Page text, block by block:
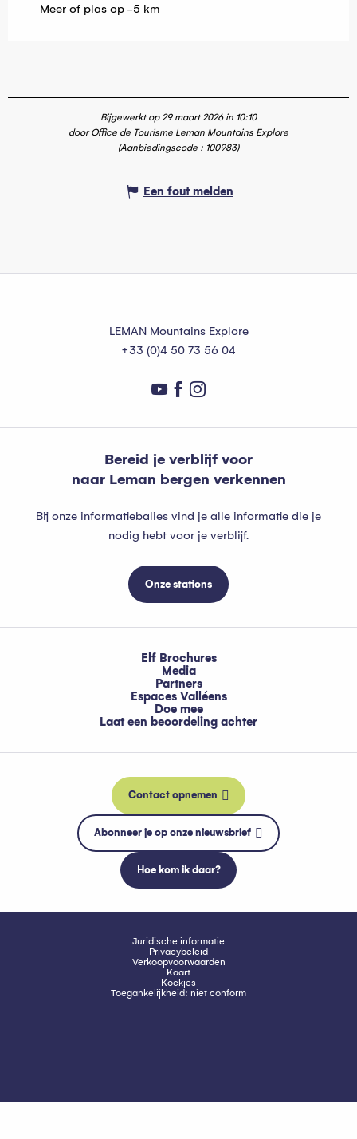
Meer of plas op -5 km
Bijgewerkt op 29 maart 2026 in 10:10
door Office de Tourisme Leman Mountains Explore
(Aanbiedingscode : 100983)
Een fout melden
LEMAN Mountains Explore
+33 (0)4 50 73 56 04
Bereid je verblijf voor
naar Leman bergen verkennen
Bij onze informatiebalies vind je alle informatie die je
nodig hebt voor je verblijf.
Onze stations
Elf Brochures
Media
Partners
Espaces Valléens
Doe mee
Laat een beoordeling achter
Contact opnemen
Abonneer je op onze nieuwsbrief
Hoe kom ik daar?
Juridische informatie
Privacybeleid
Verkoopvoorwaarden
Kaart
Koekjes
Toegankelijkheid: niet conform